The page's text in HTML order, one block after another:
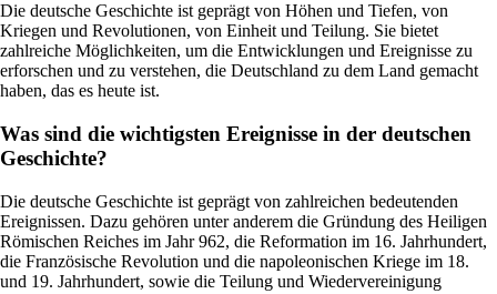
Die deutsche Geschichte ist geprägt von Höhen und Tiefen, von
Kriegen und Revolutionen, von Einheit und Teilung. Sie bietet
zahlreiche Möglichkeiten, um die Entwicklungen und Ereignisse zu
erforschen und zu verstehen, die Deutschland zu dem Land gemacht
haben, das es heute ist.
Was sind die wichtigsten Ereignisse in der deutschen
Geschichte?
Die deutsche Geschichte ist geprägt von zahlreichen bedeutenden
Ereignissen. Dazu gehören unter anderem die Gründung des Heiligen
Römischen Reiches im Jahr 962, die Reformation im 16. Jahrhundert,
die Französische Revolution und die napoleonischen Kriege im 18.
und 19. Jahrhundert, sowie die Teilung und Wiedervereinigung